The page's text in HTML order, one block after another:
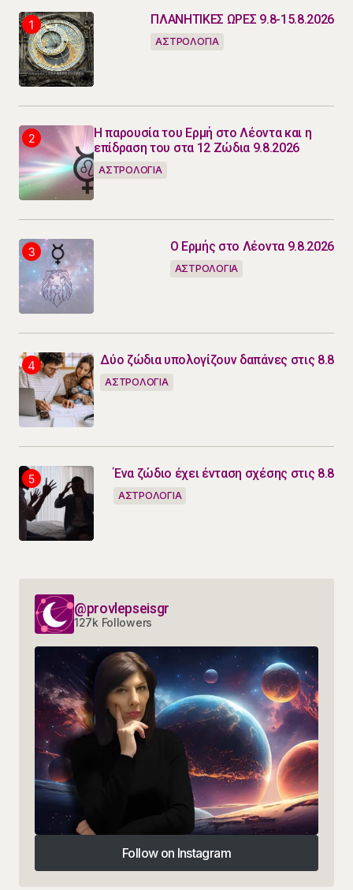
ΠΛΑΝΗΤΙΚΕΣ ΩΡΕΣ 9.8-15.8.2026
ΑΣΤΡΟΛΟΓΙΑ
Η παρουσία του Ερμή στο Λέοντα και η
επίδραση του στα 12 Ζώδια 9.8.2026
ΑΣΤΡΟΛΟΓΙΑ
Ο Ερμής στο Λέοντα 9.8.2026
ΑΣΤΡΟΛΟΓΙΑ
Δύο ζώδια υπολογίζουν δαπάνες στις 8.8
ΑΣΤΡΟΛΟΓΙΑ
Ένα ζώδιο έχει ένταση σχέσης στις 8.8
ΑΣΤΡΟΛΟΓΙΑ
@provlepseisgr
127k Followers
Follow on Instagram
Follow on Instagram